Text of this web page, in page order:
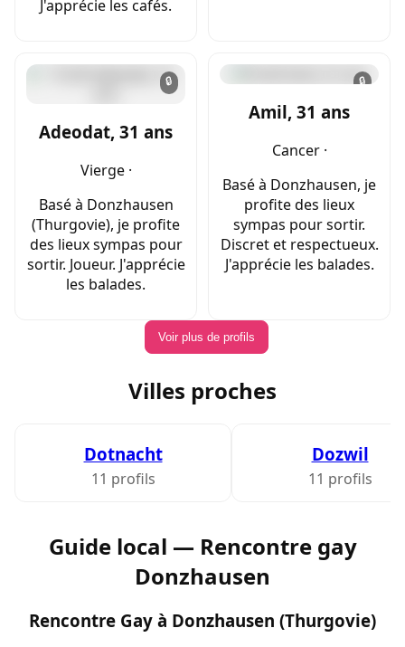
J'apprécie les cafés.
🔒
Adeodat, 31 ans
Vierge ·
Basé à Donzhausen
(Thurgovie), je profite
des lieux sympas pour
sortir. Joueur. J'apprécie
les balades.
🔒
Amil, 31 ans
Cancer ·
Basé à Donzhausen, je
profite des lieux
sympas pour sortir.
Discret et respectueux.
J'apprécie les balades.
Voir plus de profils
Villes proches
Dotnacht
11 profils
Dozwil
11 profils
Guide local — Rencontre gay
Donzhausen
Rencontre Gay à Donzhausen (Thurgovie)